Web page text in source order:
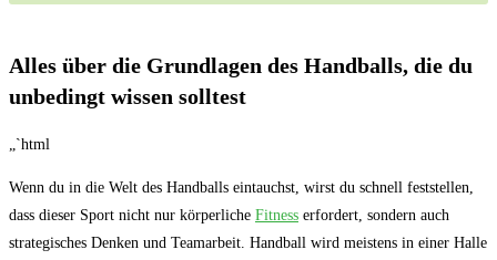
Alles über die‌ Grundlagen des Handballs, die du
unbedingt ⁤wissen solltest
„`html
Wenn ​du in die Welt des Handballs eintauchst, wirst du schnell feststellen,
⁤dass dieser ⁢Sport nicht nur körperliche Fitness erfordert, sondern⁢ auch
strategisches Denken und ⁢Teamarbeit. Handball wird meistens ‌in einer Halle